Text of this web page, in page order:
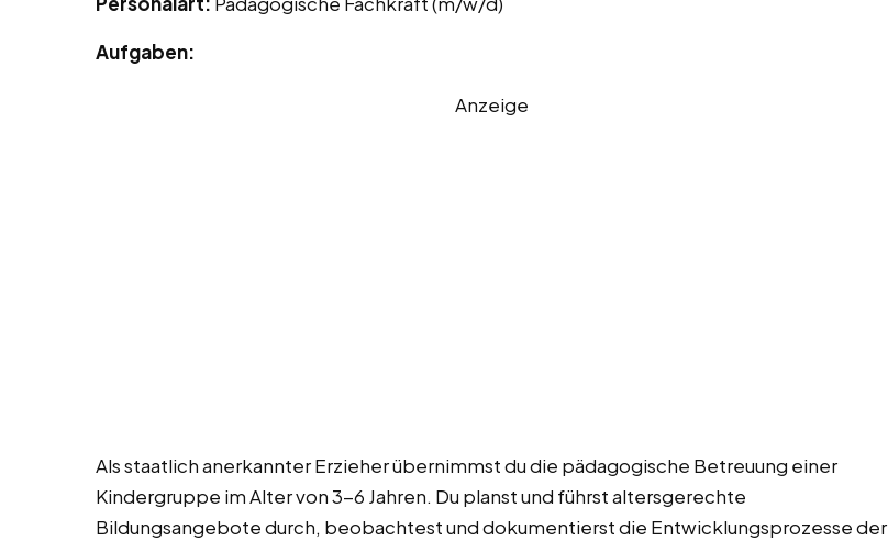
Aufgaben:
Anzeige
Als staatlich anerkannter Erzieher übernimmst du die pädagogische Betreuung einer
Kindergruppe im Alter von 3-6 Jahren. Du planst und führst altersgerechte
Bildungsangebote durch, beobachtest und dokumentierst die Entwicklungsprozesse der